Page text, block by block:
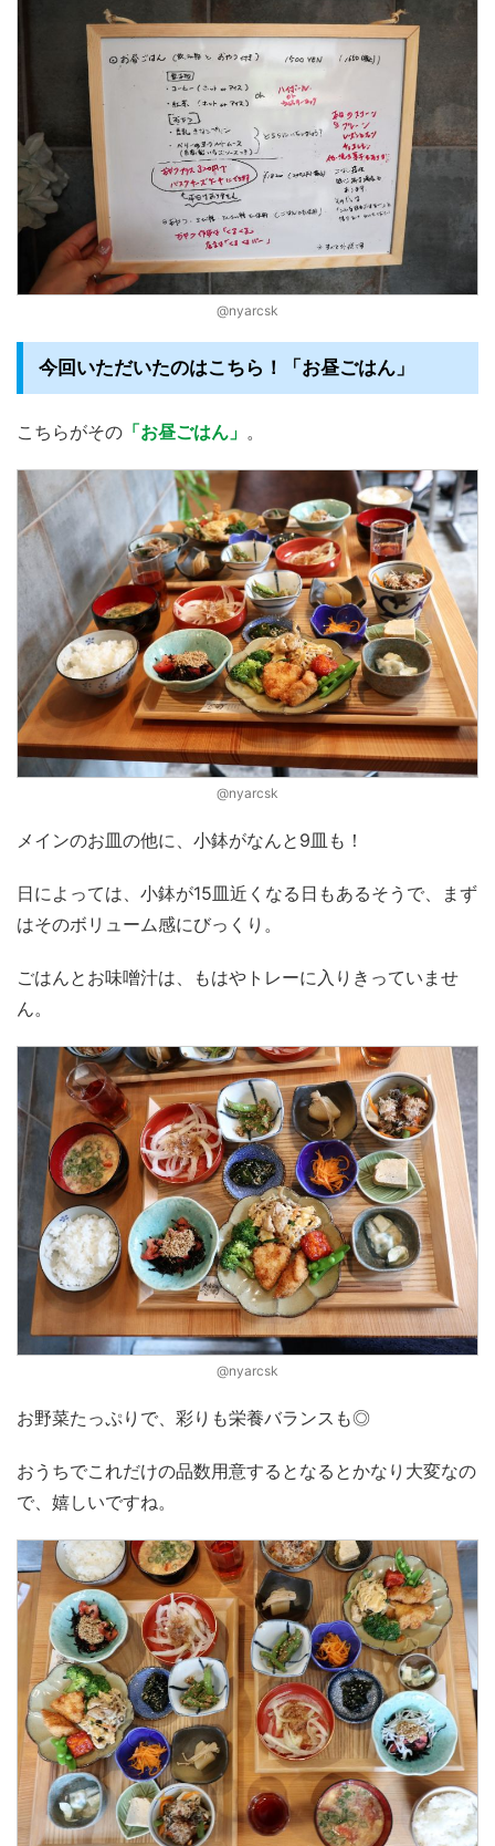
@nyarcsk
今回いただいたのはこちら！「お昼ごはん」
こちらがその 「お昼ごはん」 。
@nyarcsk
メインのお皿の他に、小鉢がなんと9皿も！
日によっては、小鉢が15皿近くなる日もあるそうで、まず
はそのボリューム感にびっくり。
ごはんとお味噌汁は、もはやトレーに入りきっていませ
ん。
@nyarcsk
お野菜たっぷりで、彩りも栄養バランスも◎
おうちでこれだけの品数用意するとなるとかなり大変なの
で、嬉しいですね。